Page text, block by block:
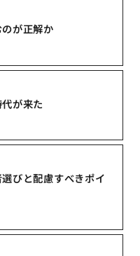
が正解か
が来た
びと配慮すべきポイ